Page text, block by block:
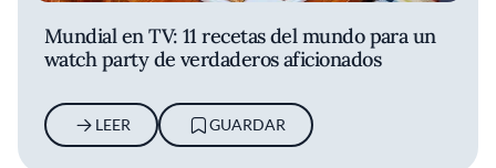
Mundial en TV: 11 recetas del mundo para un
watch party de verdaderos aficionados
LEER GUARDAR